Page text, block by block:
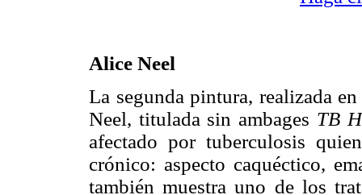
Alice Neel
La segunda pintura, realizada
Neel, titulada sin ambages TB
afectado por tuberculosis
crónico: aspecto caquéctico,
también muestra uno de los